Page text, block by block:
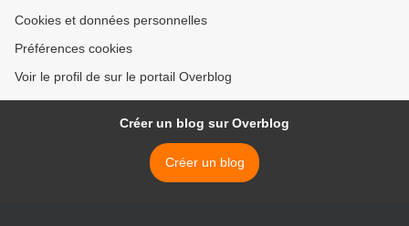
Cookies et données personnelles
Préférences cookies
Voir le profil de sur le portail Overblog
Créer un blog sur Overblog
Créer un blog